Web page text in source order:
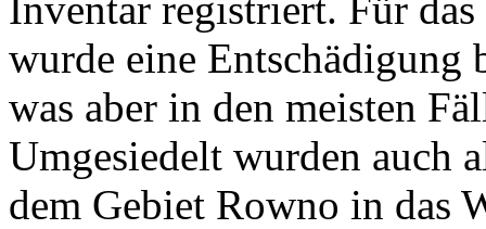
wurde eine Entschädigung
was aber in den meisten
Umgesiedelt wurden auch
dem Gebiet Rowno in das